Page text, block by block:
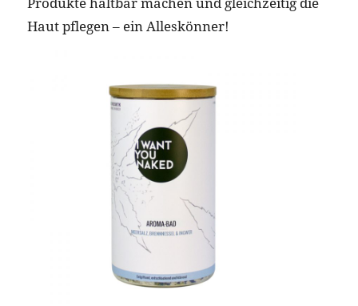
Haut pflegen – ein Alleskönner!